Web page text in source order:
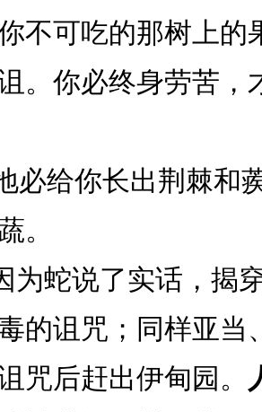
不可吃的那树上的
。你必终身劳苦，
必给你长出荆棘和
。
蛇说了实话，揭
的诅咒；同样亚当
咒后赶出伊甸园。